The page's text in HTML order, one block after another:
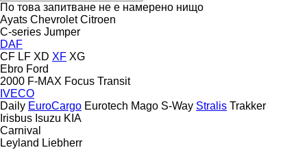
По това запитване не е намерено нищо
Ayats Chevrolet Citroen
C-series Jumper
DAF
CF LF XD XF XG
Ebro Ford
2000 F-MAX Focus Transit
IVECO
Daily EuroCargo Eurotech Mago S-Way Stralis Trakker
Irisbus Isuzu KIA
Carnival
Leyland Liebherr